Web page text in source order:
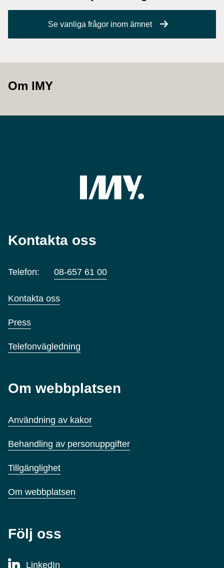
Se vanliga frågor inom ämnet
Om IMY
Kontakta oss
Telefon: 08-657 61 00
Kontakta oss
Press
Telefonvägledning
Om webbplatsen
Användning av kakor
Behandling av personuppgifter
Tillgänglighet
Om webbplatsen
Följ oss
LinkedIn